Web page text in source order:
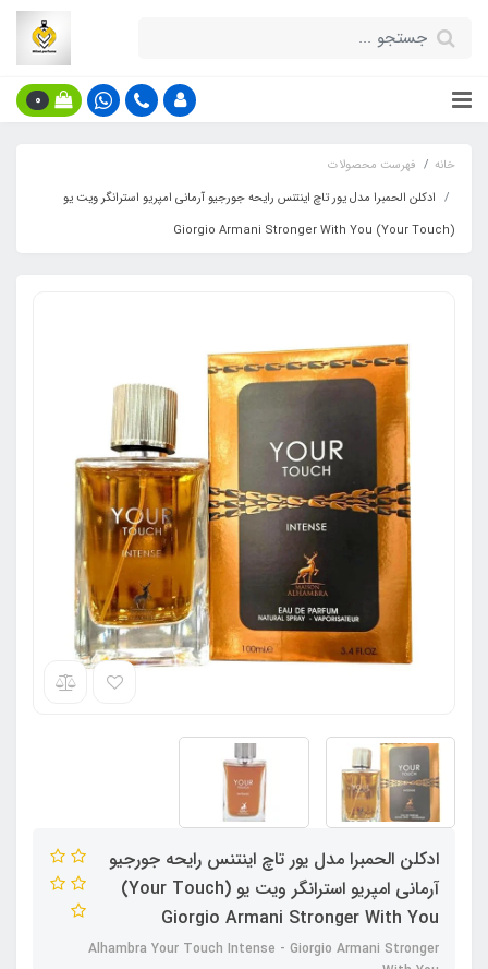
0
خانه
فهرست محصولات
ادکلن الحمبرا مدل یور تاچ اینتنس رایحه جورجیو آرمانی امپریو استرانگر ویت یو
(Your Touch) Giorgio Armani Stronger With You
ادکلن الحمبرا مدل یور تاچ اینتنس رایحه جورجیو
آرمانی امپریو استرانگر ویت یو (Your Touch)
Giorgio Armani Stronger With You
Alhambra Your Touch Intense - Giorgio Armani Stronger